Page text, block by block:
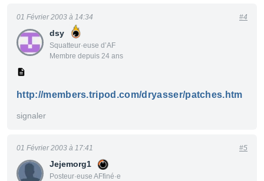
dsy
Squatteur·euse d’AF
Membre depuis 24 ans
01 Février 2003 à 14:34 #4
http://members.tripod.com/dryasser/patches.htm
signaler
Jejemorg1
Posteur·euse AFfiné·e
01 Février 2003 à 17:41 #5